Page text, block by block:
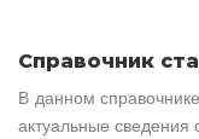
Справочник
В данном
актуальные сведения